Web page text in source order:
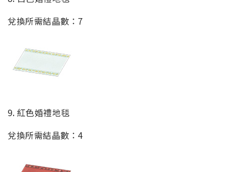
兌換所需結晶數：7
9. 紅色婚禮地毯
兌換所需結晶數：4